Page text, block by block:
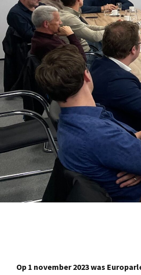
Op 1 november 2023 was